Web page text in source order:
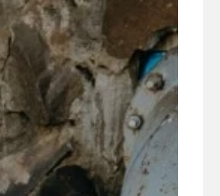
UDRŽITELNOST
ÚJEZDSKÉ JEDNOSMĚRKY
ÚJEZDSKÝ ZPRAVODAJ